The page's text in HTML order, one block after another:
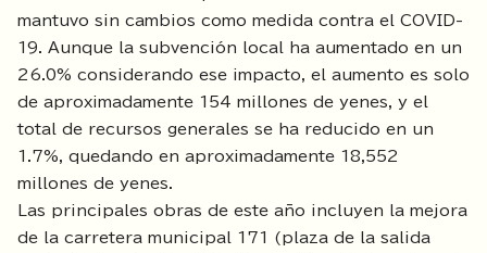
mantuvo sin cambios como medida contra el COVID-
19. Aunque la subvención local ha aumentado en un
26.0% considerando ese impacto, el aumento es solo
de aproximadamente 154 millones de yenes, y el
total de recursos generales se ha reducido en un
1.7%, quedando en aproximadamente 18,552
millones de yenes.
Las principales obras de este año incluyen la mejora
de la carretera municipal 171 (plaza de la salida